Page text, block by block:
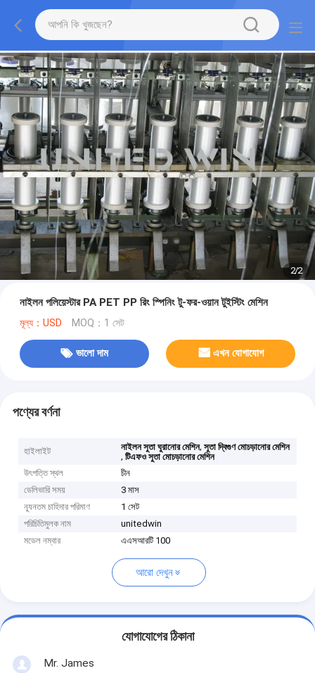
2/2
নাইলন পলিয়েস্টার PA PET PP রিং স্পিনিং টু-ফর-ওয়ান টুইস্টিং মেশিন
মূল্য：USD MOQ：1 সেট
ভালো দাম এখন যোগাযোগ
পণ্যের বর্ণনা
হাইলাইট নাইলন সুতা ঘুরানোর মেশিন,সুতা দ্বিগুণ মোচড়ানোর মেশিন
,টিএফও সুতা মোচড়ানোর মেশিন
উৎপত্তি স্থল
চীন
ডেলিভারি সময়
3 মাস
ন্যূনতম চাহিদার পরিমাণ
1 সেট
পরিচিতিমুলক নাম
unitedwin
মডেল নম্বার
এএসআরটি 100
আরো দেখুন
যোগাযোগের ঠিকানা
Mr. James